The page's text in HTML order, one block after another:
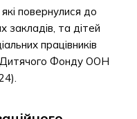
повернулися до
закладів, та дітей
працівників
Дитячого Фонду ООН